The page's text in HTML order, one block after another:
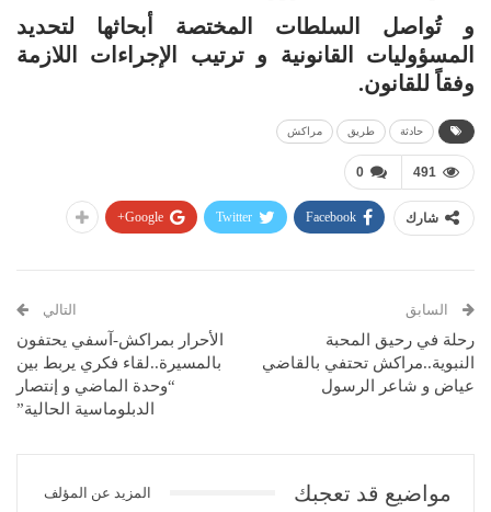
و تُواصل السلطات المختصة أبحاثها لتحديد
المسؤوليات القانونية و ترتيب الإجراءات اللازمة
وفقاً للقانون.
حادثة طريق مراكش
0 491
شارك Facebook
Twitter
Google+
السابق
رحلة في رحيق المحبة
النبوية..مراكش تحتفي بالقاضي
عياض و شاعر الرسول
التالي
الأحرار بمراكش-آسفي يحتفون
بالمسيرة..لقاء فكري يربط بين
“وحدة الماضي و إنتصار
الدبلوماسية الحالية”
مواضيع قد تعجبك المزيد عن المؤلف